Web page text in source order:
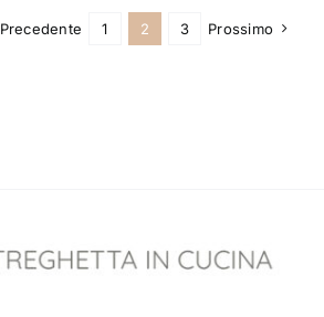
Precedente 1 2 3 Prossimo